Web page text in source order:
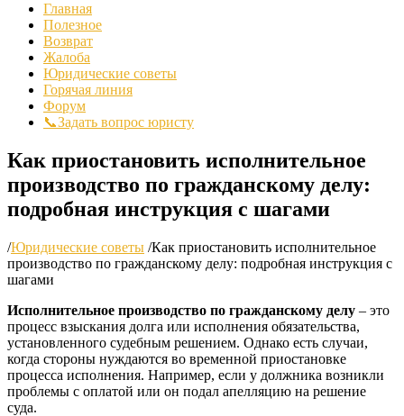
Главная
Полезное
Возврат
Жалоба
Юридические советы
Горячая линия
Форум
📞Задать вопрос юристу
Как приостановить исполнительное
производство по гражданскому делу:
подробная инструкция с шагами
/Юридические советы /Как приостановить исполнительное
производство по гражданскому делу: подробная инструкция с
шагами
Исполнительное производство по гражданскому делу – это
процесс взыскания долга или исполнения обязательства,
установленного судебным решением. Однако есть случаи,
когда стороны нуждаются во временной приостановке
процесса исполнения. Например, если у должника возникли
проблемы с оплатой или он подал апелляцию на решение
суда.